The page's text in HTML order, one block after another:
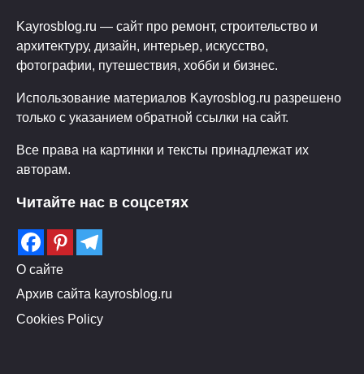
Kayrosblog.ru — сайт про ремонт, строительство и
архитектуру, дизайн, интерьер, искусство,
фотографии, путешествия, хобби и бизнес.
Использование материалов Kayrosblog.ru разрешено
только с указанием обратной ссылки на сайт.
Все права на картинки и тексты принадлежат их
авторам.
Читайте нас в соцсетях
О сайте
Архив сайта kayrosblog.ru
Cookies Policy